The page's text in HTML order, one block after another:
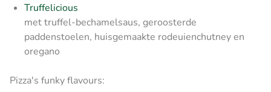
Truffelicious
met truffel-bechamelsaus, geroosterde
paddenstoelen, huisgemaakte rodeuienchutney en
oregano
Pizza's funky flavours: